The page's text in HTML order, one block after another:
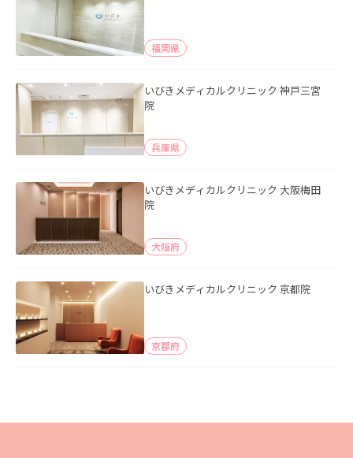
福岡県
いびきメディカルクリニック 神戸三宮
院
兵庫県
いびきメディカルクリニック 大阪梅田
院
大阪府
いびきメディカルクリニック 京都院
京都府